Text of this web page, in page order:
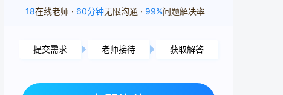
18在线老师 60分钟无限沟通 99%问题解决率
提交需求 老师接待 获取解答
常德市用户3分16秒前提交了需求